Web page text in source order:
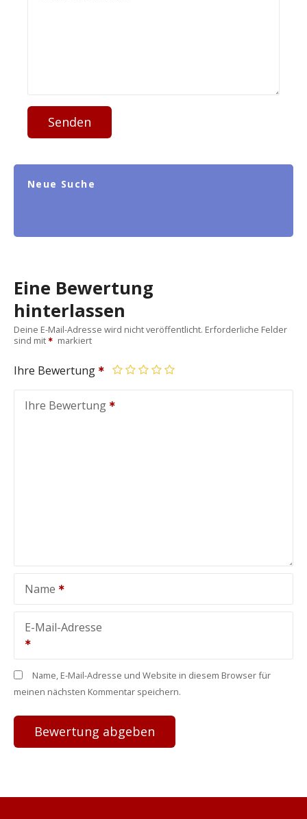
Senden
Neue Suche
Eine Bewertung
hinterlassen
Deine E-Mail-Adresse wird nicht veröffentlicht. Erforderliche Felder
sind mit
markiert
Ihre Bewertung
Ihre Bewertung
Name
E-Mail-Adresse
Name, E-Mail-Adresse und Website in diesem Browser für
meinen nächsten Kommentar speichern.